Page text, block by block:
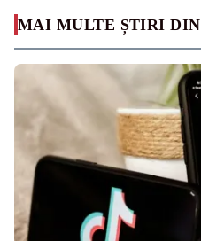
MAI MULTE ȘTIRI DIN